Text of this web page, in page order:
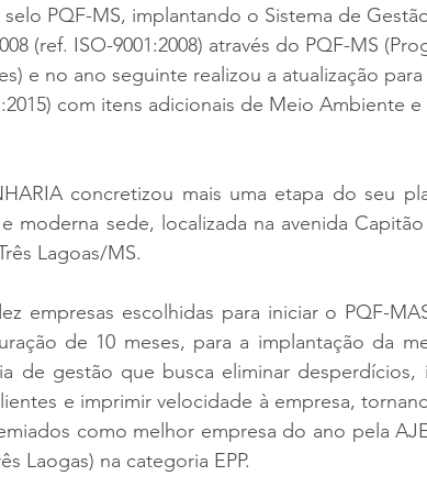
PQF-MS, implantando o Sistema de
(ref. ISO-9001:2008) através do PQF-MS
e no ano seguinte realizou a atualização para
com itens adicionais de Meio Ambiente
concretizou mais uma etapa do seu
moderna sede, localizada na avenida
Lagoas/MS.
empresas escolhidas para iniciar o PQF-
de 10 meses, para a implantação da
de gestão que busca eliminar
e imprimir velocidade à empresa,
como melhor empresa do ano pela
Laogas) na categoria EPP.